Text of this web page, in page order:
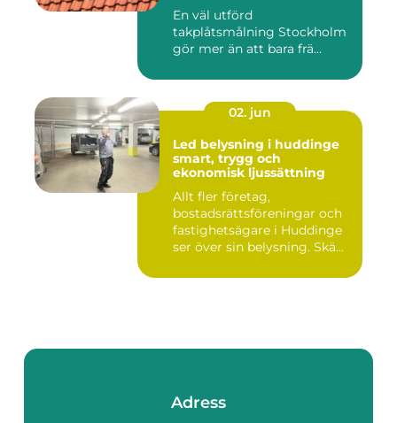
En väl utförd
takplåtsmålning Stockholm
gör mer än att bara frä...
02. jun
Led belysning i huddinge
smart, trygg och
ekonomisk ljussättning
Allt fler företag,
bostadsrättsföreningar och
fastighetsägare i Huddinge
ser över sin belysning. Skä...
Adress